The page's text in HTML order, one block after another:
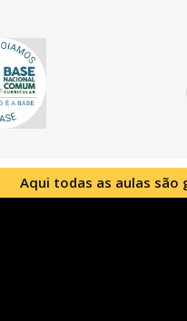
Aqui todas as aulas são